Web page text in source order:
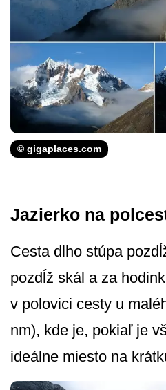
© gigaplaces.com
Jazierko na
Cesta dlho stúpa
pozdĺž skál a za
v polovici cesty u
nm), kde je, pokiaľ je
ideálne miesto na